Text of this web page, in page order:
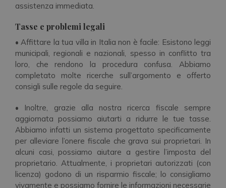
assistenza immediata.
Tasse e problemi legali
• Affittare la tua villa in Italia non è facile: Esistono leggi
municipali, regionali e nazionali, spesso in conflitto tra
loro, che rendono la procedura confusa. Abbiamo
completato molte ricerche sull’argomento e offerto
consigli sulle regole da seguire.
• Inoltre, grazie alla nostra ricerca fiscale sempre
aggiornata possiamo aiutarti a ridurre le tue tasse.
Abbiamo infatti un sistema progettato specificamente
per alleviare l’onere fiscale che grava sui proprietari. In
alcuni casi, possiamo aiutare a gestire l’imposta del
proprietario. Attualmente, i proprietari autorizzati (con
licenza) godono di un risparmio fiscale; lo consigliamo
vivamente e possiamo fornire le informazioni necessarie